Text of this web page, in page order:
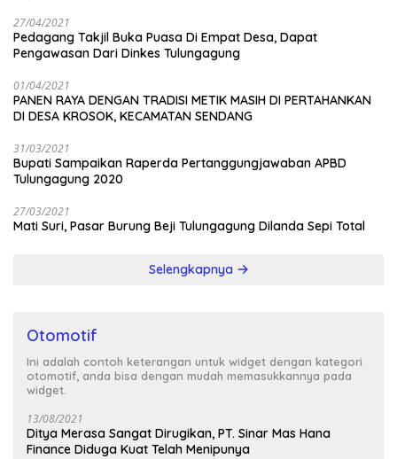
27/04/2021
Pedagang Takjil Buka Puasa Di Empat Desa, Dapat
Pengawasan Dari Dinkes Tulungagung
01/04/2021
PANEN RAYA DENGAN TRADISI METIK MASIH DI PERTAHANKAN
DI DESA KROSOK, KECAMATAN SENDANG
31/03/2021
Bupati Sampaikan Raperda Pertanggungjawaban APBD
Tulungagung 2020
27/03/2021
Mati Suri, Pasar Burung Beji Tulungagung Dilanda Sepi Total
Selengkapnya
Otomotif
Ini adalah contoh keterangan untuk widget dengan kategori
otomotif, anda bisa dengan mudah memasukkannya pada
widget.
13/08/2021
Ditya Merasa Sangat Dirugikan, PT. Sinar Mas Hana
Finance Diduga Kuat Telah Menipunya